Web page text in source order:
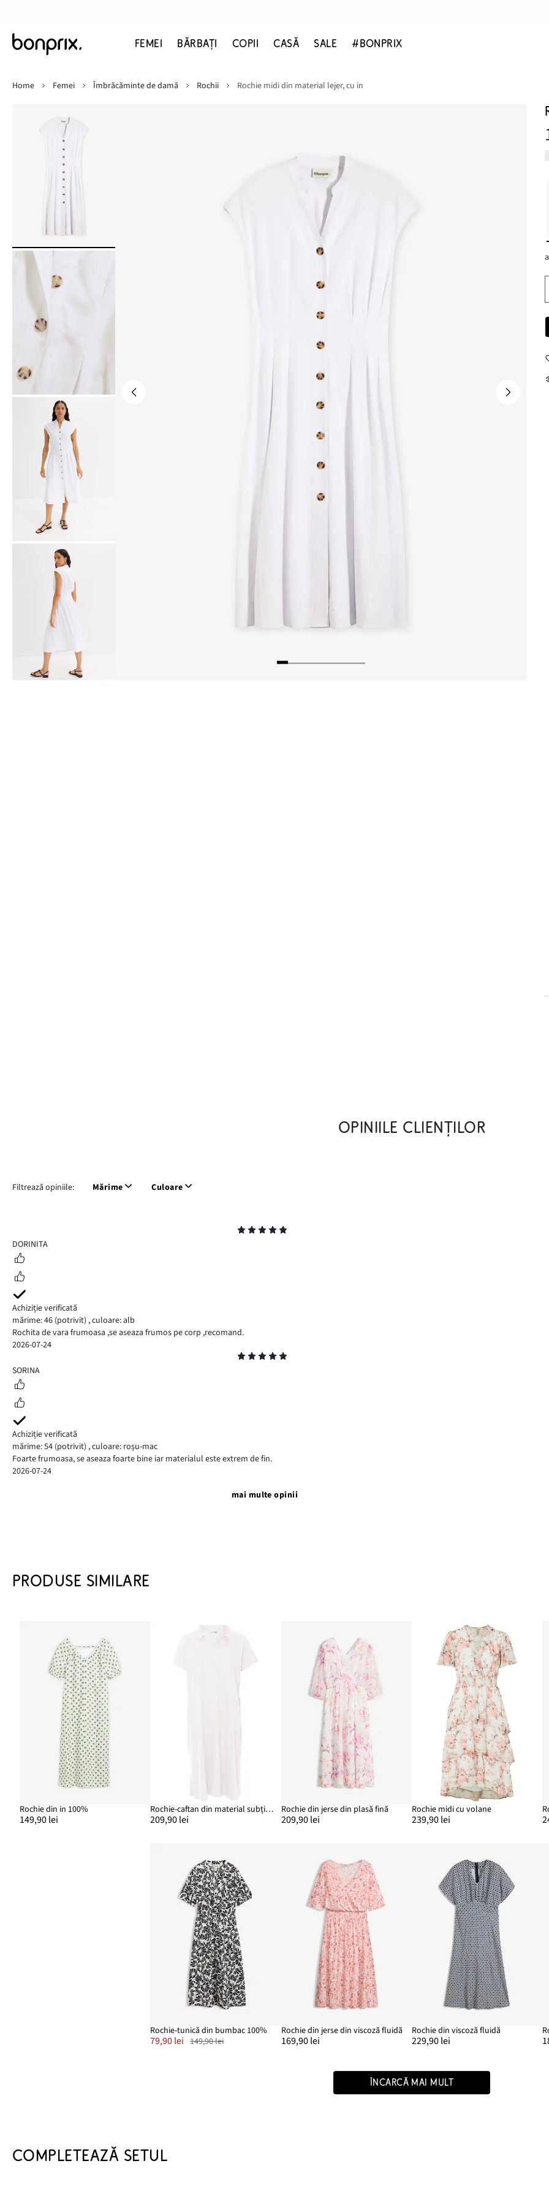
FEMEI BĂRBAŢI COPII CASĂ SALE #BONPRIX
Home
Femei Îmbrăcăminte de damă Rochii Rochie midi din material lejer, cu in
OPINIILE CLIENȚILOR
Filtrează opiniile: Mărime Culoare
5
DORINITA
Achiziție verificată
mărime: 46 (potrivit) ,culoare: alb
Rochita de vara frumoasa ,se aseaza frumos pe corp ,recomand.
2026-07-24
5
SORINA
Achiziție verificată
mărime: 54 (potrivit) ,culoare: roșu-mac
Foarte frumoasa, se aseaza foarte bine iar materialul este extrem de fin.
2026-07-24
mai multe opinii
PRODUSE SIMILARE
Rochie din in 100%
149,90 lei
Rochie-caftan din material subțire cu in și viscoză
209,90 lei
Rochie din jerse din plasă fină
209,90 lei
Rochie midi cu volane
239,90 lei
Rochie-tunică din bumbac 100%
79,90 lei 149,90 lei
Rochie din jerse din viscoză fluidă
169,90 lei
Rochie din viscoză fluidă
229,90 lei
ÎNCARCĂ MAI MULT
COMPLETEAZĂ SETUL